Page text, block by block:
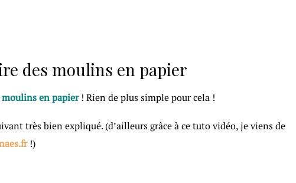
des moulins en papier
moulins en papier! Rien de plus simple pour cela !
très bien expliqué. (d’ailleurs grâce à ce tuto vidéo, je viens de
!)